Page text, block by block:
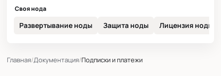
Своя нода
Развертывание ноды Защита ноды Лицензия ноды
Главная Документация Подписки и платежи